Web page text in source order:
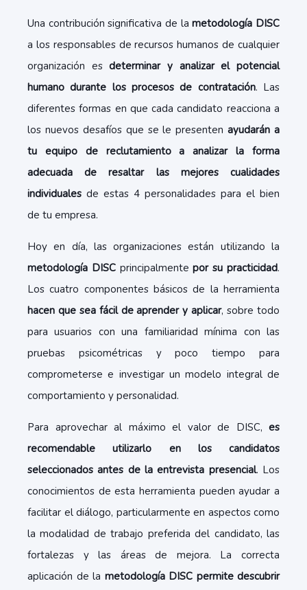
Una contribución significativa de lametodología DISC
a los responsables de recursos humanos de cualquier
organización esdeterminar y analizar el potencial
humano durante los procesos de contratación. Las
diferentes formas en que cada candidato reacciona a
los nuevos desafíos que se le presentenayudarán a
tu equipo de reclutamiento a analizar la forma
adecuada de resaltar las mejores cualidades
individuales de estas 4 personalidades para el bien
de tu empresa.
Hoy en día, las organizaciones están utilizando la
metodología DISCprincipalmentepor su practicidad.
Los cuatro componentes básicos de la herramienta
hacen que sea fácil de aprender y aplicar, sobre todo
para usuarios con una familiaridad mínima con las
pruebas psicométricas y poco tiempo para
comprometerse e investigar un modelo integral de
comportamiento y personalidad.
Para aprovechar al máximo el valor de DISC, es
recomendable utilizarlo en los candidatos
seleccionados antes de la entrevista presencial. Los
conocimientos de esta herramienta pueden ayudar a
facilitar el diálogo, particularmente en aspectos como
la modalidad de trabajo preferida del candidato, las
fortalezas y las áreas de mejora. La correcta
aplicación de la metodología DISC permite descubrir